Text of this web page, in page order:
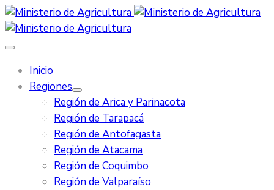
Inicio
Regiones
Región de Arica y Parinacota
Región de Tarapacá
Región de Antofagasta
Región de Atacama
Región de Coquimbo
Región de Valparaíso